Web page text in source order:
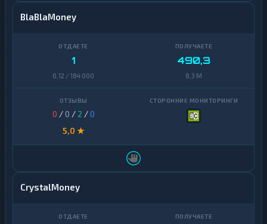
BlaBlaMoney
1
6,12 / 184 000
490,3
8,3 M
0 / 0 / 2 /0
5,0 ★
CrystalMoney